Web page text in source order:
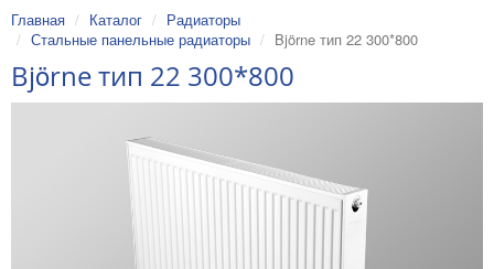
Главная Каталог
Радиаторы
Стальные панельные радиаторы
Björne тип 22 300*800
Björne тип 22 300*800